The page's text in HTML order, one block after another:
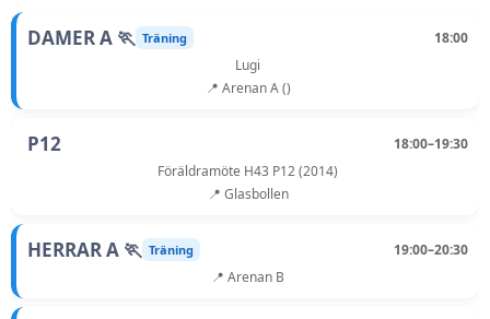
DAMER A 🏃 Träning
18:00
Lugi
📍 Arenan A ()
P12
18:00–19:30
Föräldramöte H43 P12 (2014)
📍 Glasbollen
HERRAR A 🏃 Träning
19:00–20:30
📍 Arenan B